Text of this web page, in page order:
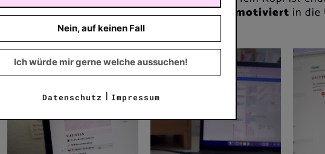
habe mehrKlarheitundFokusund bin übel motiviert in die
Nein, auf keinen Fall
Ich würde mir gerne welche aussuchen!
Datenschutz | Impressum